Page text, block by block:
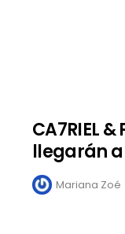
CA7RIEL &
llegarán
Mariana Zoé